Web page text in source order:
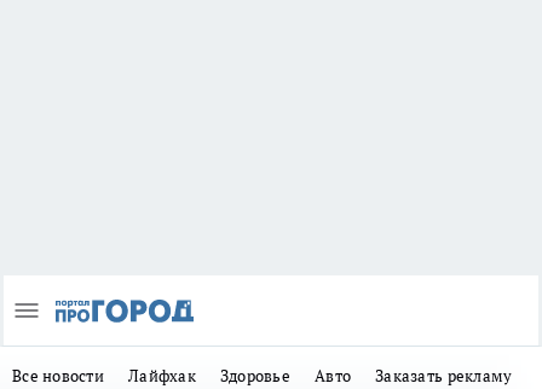
Все новости Лайфхак Здоровье Авто Заказать рекламу